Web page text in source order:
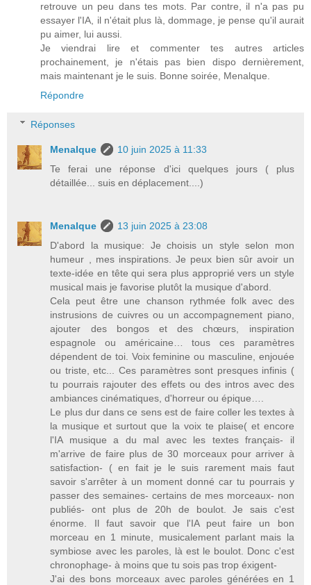
retrouve un peu dans tes mots. Par contre, il n'a pas pu
essayer l'IA, il n'était plus là, dommage, je pense qu'il aurait
pu aimer, lui aussi.
Je viendrai lire et commenter tes autres articles
prochainement, je n'étais pas bien dispo dernièrement,
mais maintenant je le suis. Bonne soirée, Menalque.
Répondre
Réponses
Menalque
10 juin 2025 à 11:33
Te ferai une réponse d'ici quelques jours ( plus
détaillée... suis en déplacement....)
Menalque
13 juin 2025 à 23:08
D'abord la musique: Je choisis un style selon mon
humeur , mes inspirations. Je peux bien sûr avoir un
texte-idée en tête qui sera plus approprié vers un style
musical mais je favorise plutôt la musique d'abord.
Cela peut être une chanson rythmée folk avec des
instrusions de cuivres ou un accompagnement piano,
ajouter des bongos et des chœurs, inspiration
espagnole ou américaine… tous ces paramètres
dépendent de toi. Voix feminine ou masculine, enjouée
ou triste, etc... Ces paramètres sont presques infinis (
tu pourrais rajouter des effets ou des intros avec des
ambiances cinématiques, d'horreur ou épique….
Le plus dur dans ce sens est de faire coller les textes à
la musique et surtout que la voix te plaise( et encore
l'IA musique a du mal avec les textes français- il
m'arrive de faire plus de 30 morceaux pour arriver à
satisfaction- ( en fait je le suis rarement mais faut
savoir s'arrêter à un moment donné car tu pourrais y
passer des semaines- certains de mes morceaux- non
publiés- ont plus de 20h de boulot. Je sais c'est
énorme. Il faut savoir que l'IA peut faire un bon
morceau en 1 minute, musicalement parlant mais la
symbiose avec les paroles, là est le boulot. Donc c'est
chronophage- à moins que tu sois pas trop éxigent-
J'ai des bons morceaux avec paroles générées en 1